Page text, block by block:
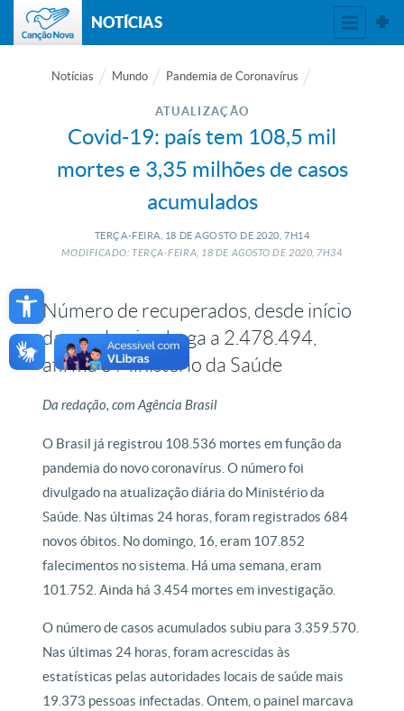
Open toolbar
NOTÍCIAS
Notícias Mundo Pandemia de Coronavírus
ATUALIZAÇÃO
Covid-19: país tem 108,5 mil
mortes e 3,35 milhões de casos
acumulados
TERÇA-FEIRA, 18 DE AGOSTO DE 2020, 7H14
MODIFICADO: TERÇA-FEIRA, 18 DE AGOSTO DE2020, 7H34
Número de recuperados, desde início
da pandemia, chega a 2.478.494,
afirma o Ministério da Saúde
Da redação, com Agência Brasil
O Brasil já registrou 108.536 mortes em função da
pandemia do novo coronavírus. O número foi
divulgado na atualização diária do Ministério da
Saúde. Nas últimas 24 horas, foram registrados 684
novos óbitos. No domingo, 16, eram 107.852
falecimentos no sistema. Há uma semana, eram
101.752. Ainda há 3.454 mortes em investigação.
O número de casos acumulados subiu para 3.359.570.
Nas últimas 24 horas, foram acrescidas às
estatísticas pelas autoridades locais de saúde mais
19.373 pessoas infectadas. Ontem, o painel marcava